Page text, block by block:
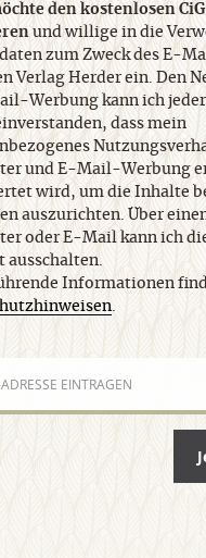
Widerrufsbelehrung
Impressum
widerrufen Abo
Nach oben
den kostenlosen
und willige in die
zum Zweck des E-
Verlag Herder ein. Den
Werbung kann ich
dass mein
und E-Mail-Werbung
wird, um die Inhalte
auszurichten. Über
oder E-Mail kann ich
ausschalten.
Informationen
.